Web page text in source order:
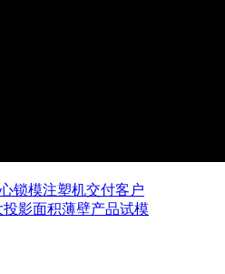
锁模注塑机交付客户
影面积薄壁产品试模